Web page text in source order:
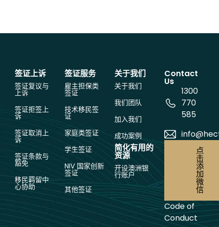
签证上诉
签证复议与
上诉
签证拒签上
诉
签证取消上
诉
签证条款与
豁免
移民羁留中
心协助
签证服务
雇主担保类
签证
技术移民签
证
家庭类签证
学生签证
NIV 国家创新
签证
其他签证
关于我们
关于我们
我们团队
加入我们
成功案例
简化有用的
资源
开设澳洲银
行账户
Contact
Us
1300
770
585
点
击
添
加
微
信
Code of
Conduct